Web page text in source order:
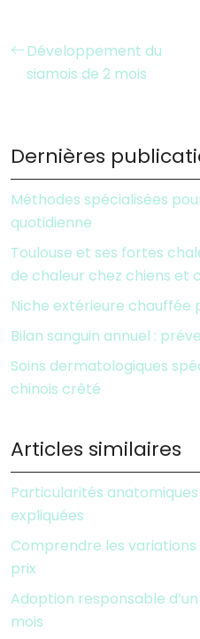
Développement du
siamois de 2 mois
Dernières
Méthodes spécialisées
quotidienne
Toulouse et ses fortes
de chaleur chez chiens et
Niche extérieure chauffée
Bilan sanguin annuel :
Soins dermatologiques
chinois crêté
Articles similaires
Particularités
expliquées
Comprendre les
prix
Adoption responsable
mois